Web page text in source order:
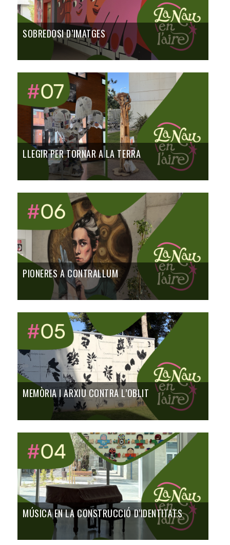
SOBREDOSI D’IMATGES
LLEGIR PER TORNAR A LA TERRA
PIONERES A CONTRALLUM
MEMÒRIA I ARXIU CONTRA L’OBLIT
MÚSICA EN LA CONSTRUCCIÓ D’IDENTITATS